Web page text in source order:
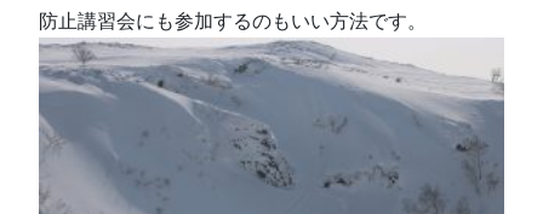
防止講習会にも参加するのもいい方法です。